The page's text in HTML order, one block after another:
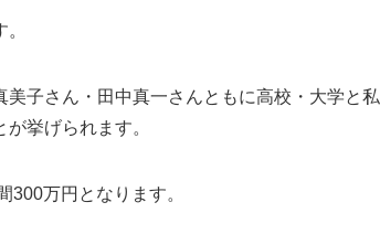
子さん・田中真一さんともに高校・大学と私
挙げられます。
万円となります。